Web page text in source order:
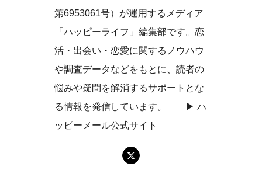
第6953061号）が運用するメディア
「ハッピーライフ」編集部です。恋
活・出会い・恋愛に関するノウハウ
や調査データなどをもとに、読者の
悩みや疑問を解消するサポートとな
る情報を発信しています。 ▶︎ハ
ッピーメール公式サイト